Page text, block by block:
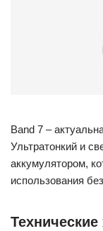
Band 7 –
Ультратонкий и
аккумулятором,
использования
Технические